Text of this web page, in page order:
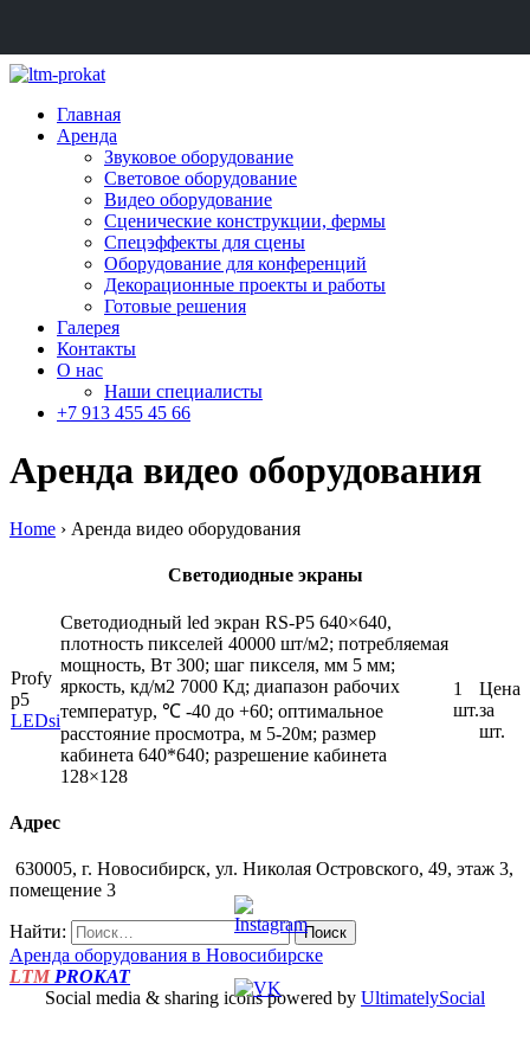
Главная
Аренда
Звуковое оборудование
Световое оборудование
Видео оборудование
Сценические конструкции, фермы
Спецэффекты для сцены
Оборудование для конференций
Декорационные проекты и работы
Готовые решения
Галерея
Контакты
О нас
Наши специалисты
+7 913 455 45 66
Аренда видео оборудования
Home › Аренда видео оборудования
Светодиодные экраны
Profy
p5
LEDsi
Светодиодный led экран RS-P5 640×640,
плотность пикселей 40000 шт/м2; потребляемая
мощность, Вт 300; шаг пикселя, мм 5 мм;
яркость, кд/м2 7000 Кд; диапазон рабочих
температур, ℃ -40 до +60; оптимальное
расстояние просмотра, м 5-20м; размер
кабинета 640*640; разрешение кабинета
128×128
1
шт.
Цена
за
шт.
Адрес
630005, г. Новосибирск, ул. Николая Островского, 49, этаж 3,
помещение 3
Найти:
Аренда оборудования в Новосибирске
LTMPROKAT
Social media & sharing icons powered by UltimatelySocial